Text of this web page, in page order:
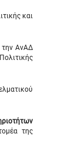
και
την ΑνΑΔ
της